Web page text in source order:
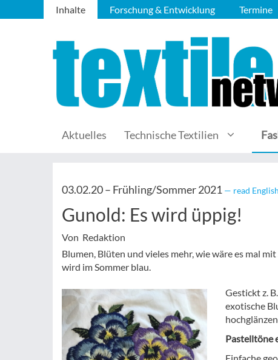
Inhalte Forschung & Entwicklung Termine
Aktuelles Technische Textilien
03.02.20 – Frühling/Sommer 2021 — read
Gunold: Es wird üppig!
Von Redaktion
Blumen, Blüten und vieles mehr, wie wäre es mal
wird im Sommer blau.
Gestickt z.
exotische
Pastelltöne